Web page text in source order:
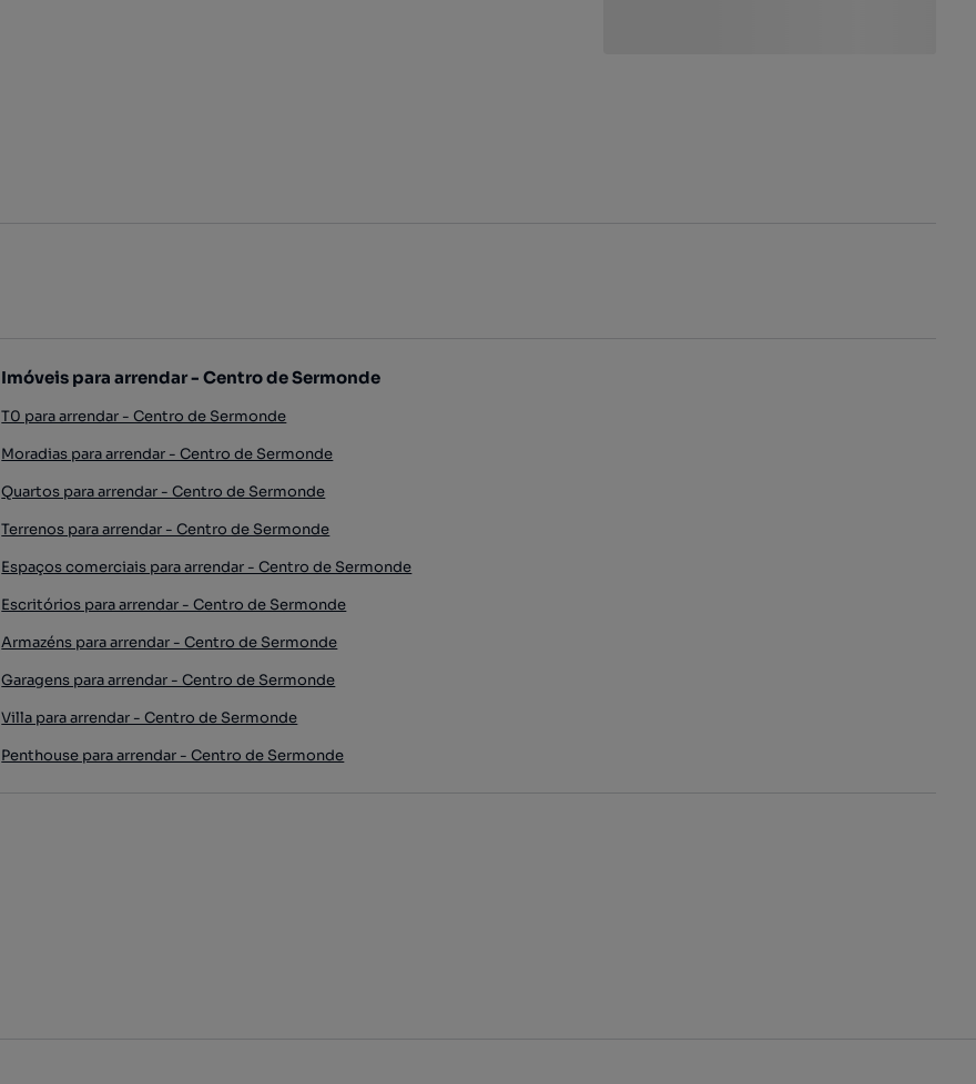
Imóveis para arrendar - Centro de Sermonde
T0 para arrendar - Centro de Sermonde
Moradias para arrendar - Centro de Sermonde
Quartos para arrendar - Centro de Sermonde
Terrenos para arrendar - Centro de Sermonde
Espaços comerciais para arrendar - Centro de Sermonde
Escritórios para arrendar - Centro de Sermonde
Armazéns para arrendar - Centro de Sermonde
Garagens para arrendar - Centro de Sermonde
Villa para arrendar - Centro de Sermonde
Penthouse para arrendar - Centro de Sermonde